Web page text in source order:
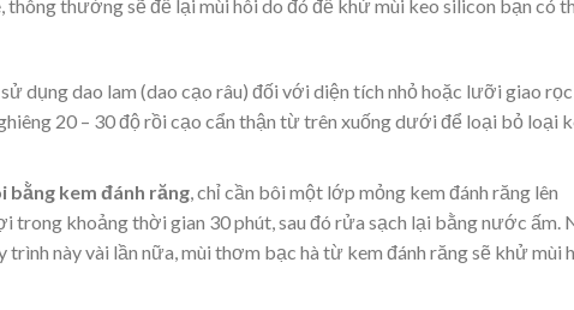
thông thường sẽ để lại mùi hôi do đó để khử mùi keo silicon bạn có
dụng dao lam (dao cạo râu) đối với diện tích nhỏ hoặc lưỡi giao rọc
20 – 30 độ rồi cạo cẩn thận từ trên xuống dưới để loại bỏ loại
bằng kem đánh răng, chỉ cần bôi một lớp mỏng kem đánh răng lên
trong khoảng thời gian 30 phút, sau đó rửa sạch lại bằng nước ấm.
này vài lần nữa, mùi thơm bạc hà từ kem đánh răng sẽ khử mùi